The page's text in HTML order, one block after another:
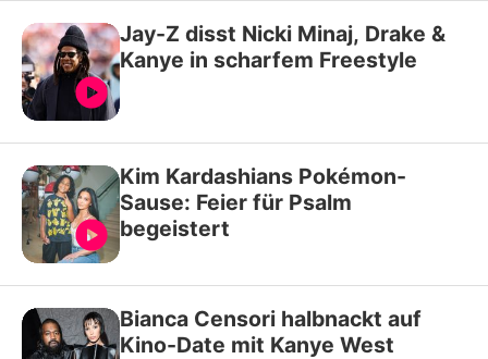
Jay-Z disst Nicki Minaj, Drake &
Kanye in scharfem Freestyle
Kim Kardashians Pokémon-
Sause: Feier für Psalm
begeistert
Bianca Censori halbnackt auf
Kino-Date mit Kanye West